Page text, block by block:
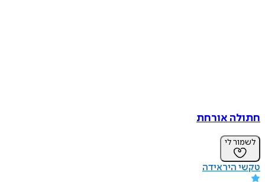
חתולה אורחת
לשמור לי
טקשי היראידה